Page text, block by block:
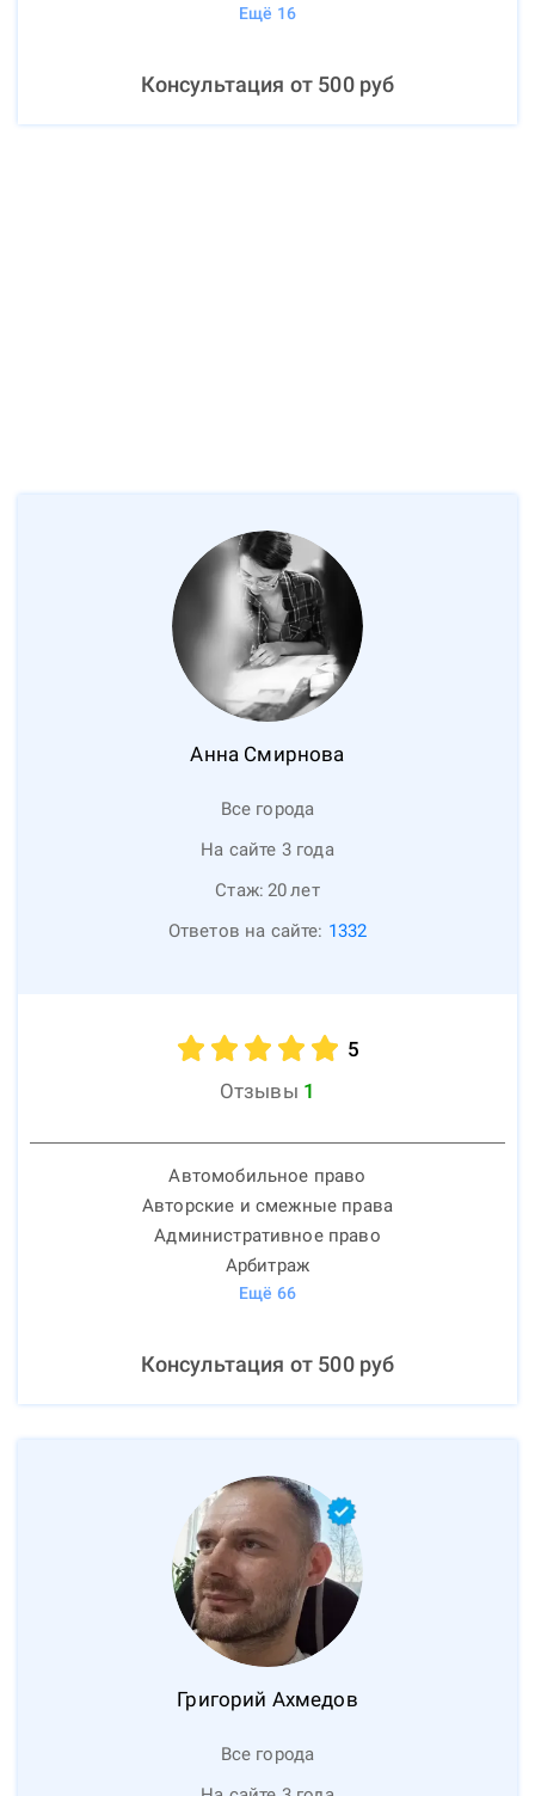
Ещё 16
Консультация от 500руб
Анна Смирнова
Все города
На сайте 3 года
Стаж: 20лет
Ответов на сайте: 1332
5
Отзывы 1
Автомобильное право
Авторские и смежные права
Административное право
Арбитраж
Ещё 66
Консультация от 500руб
Григорий Ахмедов
Все города